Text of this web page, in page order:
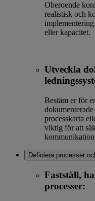
Oberoende
realistisk och
eller kapacitet.
Utveckla
Bestäm er för
processkarta
viktig för att
Definiera processer
Fastställ,
processer: